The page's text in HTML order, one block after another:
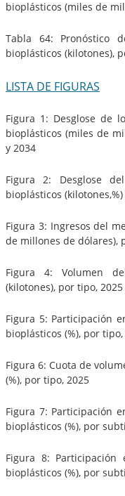
bioplásticos (miles de
Tabla 64: Pronóstico
bioplásticos (kilotones),
LISTA DE FIGURAS
Figura 1: Desglose de
bioplásticos (miles de
y 2034
Figura 2: Desglose
bioplásticos
Figura 3: Ingresos del
de millones de dólares),
Figura 4: Volumen
(kilotones), por tipo, 2025
Figura 5: Participación
bioplásticos (%), por tipo,
Figura 6: Cuota de
(%), por tipo, 2025
Figura 7: Participación
bioplásticos (%), por
Figura 8:
bioplásticos (%), por